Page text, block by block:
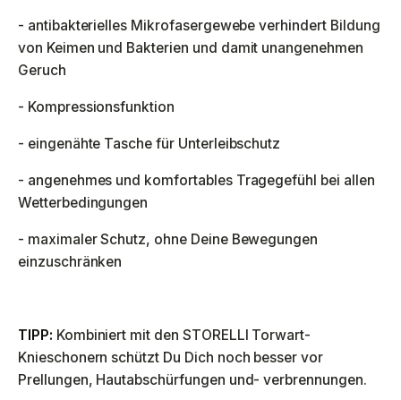
- antibakterielles Mikrofasergewebe verhindert Bildung
von Keimen und Bakterien und damit unangenehmen
Geruch
- Kompressionsfunktion
- eingenähte Tasche für Unterleibschutz
- angenehmes und komfortables Tragegefühl bei allen
Wetterbedingungen
- maximaler Schutz, ohne Deine Bewegungen
einzuschränken
TIPP: Kombiniert mit den STORELLI Torwart-
Knieschonern schützt Du Dich noch besser vor
Prellungen, Hautabschürfungen und- verbrennungen.